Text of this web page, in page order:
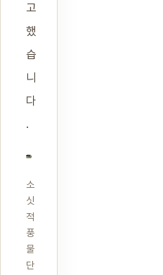
고
했
습
니
다
.
소
싯
적
풍
물
단